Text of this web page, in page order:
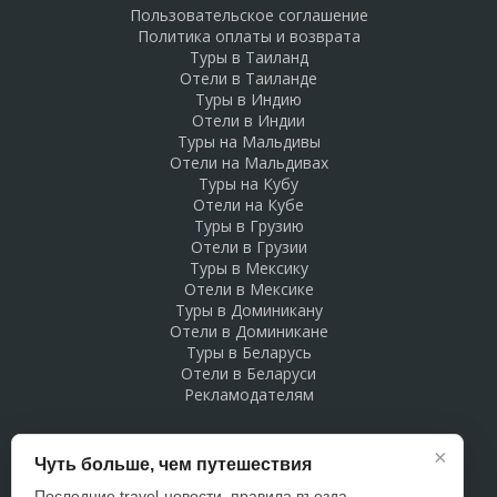
Пользовательское соглашение
Политика оплаты и возврата
Туры в Таиланд
Отели в Таиланде
Туры в Индию
Отели в Индии
Туры на Мальдивы
Отели на Мальдивах
Туры на Кубу
Отели на Кубе
Туры в Грузию
Отели в Грузии
Туры в Мексику
Отели в Мексике
Туры в Доминикану
Отели в Доминикане
Туры в Беларусь
Отели в Беларуси
Рекламодателям
×
Чуть больше, чем путешествия